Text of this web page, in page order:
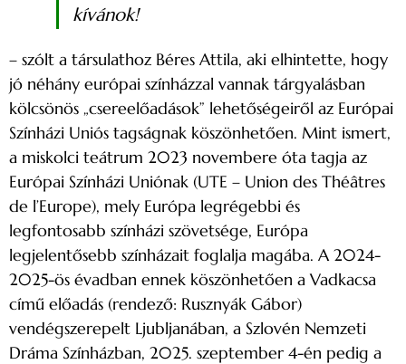
kívánok!
– szólt a társulathoz Béres Attila, aki elhintette, hogy
jó néhány európai színházzal vannak tárgyalásban
kölcsönös „csereelőadások” lehetőségeiről az Európai
Színházi Uniós tagságnak köszönhetően. Mint ismert,
a miskolci teátrum 2023 novembere óta tagja az
Európai Színházi Uniónak (UTE – Union des Théâtres
de l’Europe), mely Európa legrégebbi és
legfontosabb színházi szövetsége, Európa
legjelentősebb színházait foglalja magába. A 2024-
2025-ös évadban ennek köszönhetően a Vadkacsa
című előadás (rendező: Rusznyák Gábor)
vendégszerepelt Ljubljanában, a Szlovén Nemzeti
Dráma Színházban, 2025. szeptember 4-én pedig a